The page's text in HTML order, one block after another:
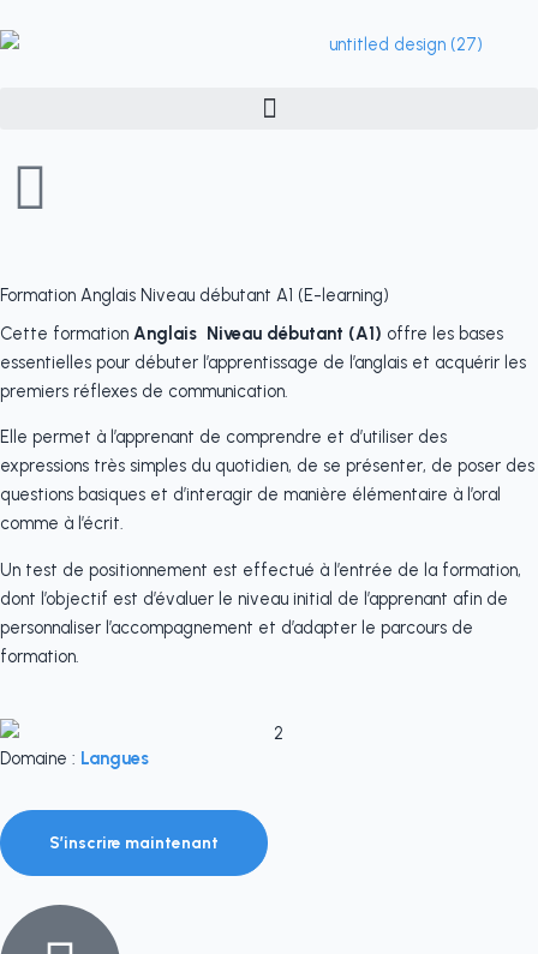
au
Formation Anglais Niveau débutant A1 (E-learning)
Cette formation Anglais Niveau débutant (A1) offre les bases
essentielles pour débuter l’apprentissage de l’anglais et acquérir les
premiers réflexes de communication.
Elle permet à l’apprenant de comprendre et d’utiliser des
expressions très simples du quotidien, de se présenter, de poser des
questions basiques et d’interagir de manière élémentaire à l’oral
comme à l’écrit.
Un test de positionnement est effectué à l’entrée de la formation,
dont l’objectif est d’évaluer le niveau initial de l’apprenant afin de
personnaliser l’accompagnement et d’adapter le parcours de
formation.
Domaine : Langues
S’inscrire maintenant